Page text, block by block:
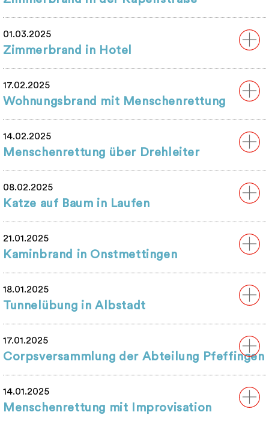
01.03.2025
Zimmerbrand in Hotel
17.02.2025
Wohnungsbrand mit Menschenrettung
14.02.2025
Menschenrettung über Drehleiter
08.02.2025
Katze auf Baum in Laufen
21.01.2025
Kaminbrand in Onstmettingen
18.01.2025
Tunnelübung in Albstadt
17.01.2025
Corpsversammlung der Abteilung Pfeffingen
14.01.2025
Menschenrettung mit Improvisation